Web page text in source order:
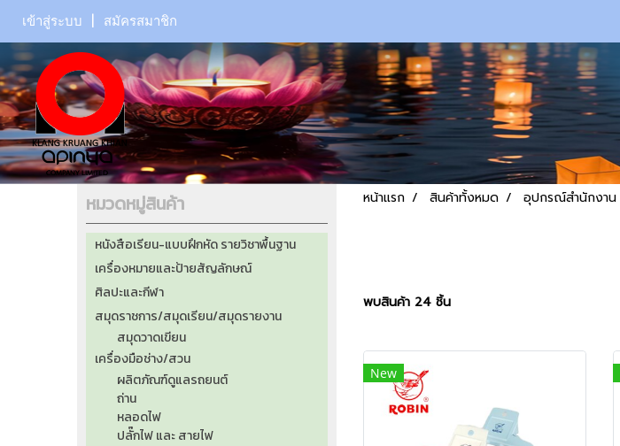
เข้าสู่ระบบ สมัครสมาชิก
หน้าแรก สินค้าทั้งหมด อุปกรณ์สำนักงาน
พบสินค้า 24 ชิ้น
New
หมวดหมู่สินค้า
หนังสือเรียน-แบบฝึกหัด รายวิชาพื้นฐาน
เครื่องหมายและป้ายสัญลักษณ์
ศิลปะและกีฬา
สมุดราชการ/สมุดเรียน/สมุดรายงาน
สมุดวาดเขียน
เครื่องมือช่าง/สวน
ผลิตภัณฑ์ดูแลรถยนต์
ถ่าน
หลอดไฟ
ปลั๊กไฟ และ สายไฟ